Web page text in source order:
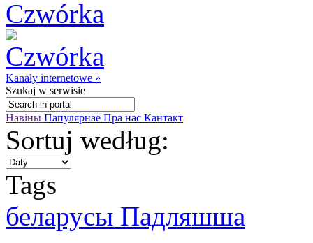
Kanały internetowe »
Szukaj w serwisie
Навіны Папулярнае Пра нас Кантакт
Sortuj według:
Tags
беларусы Падляшша